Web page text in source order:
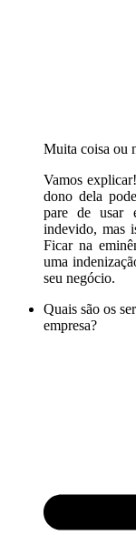
Muita coisa ou
Vamos
dono dela
pare de usar
indevido, mas
Ficar na
uma
seu negócio.
Quais são os
empresa?